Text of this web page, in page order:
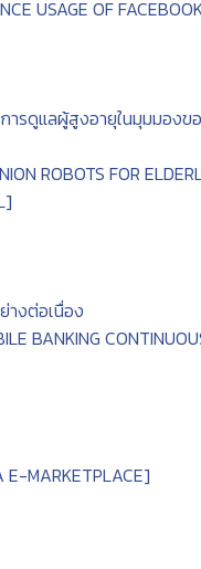
USAGE OF
รดูแลผู้สูงอายุในมุมมองข
ROBOTS FOR
างต่อเนื่อง
BANKING
E-MARKETPLACE]